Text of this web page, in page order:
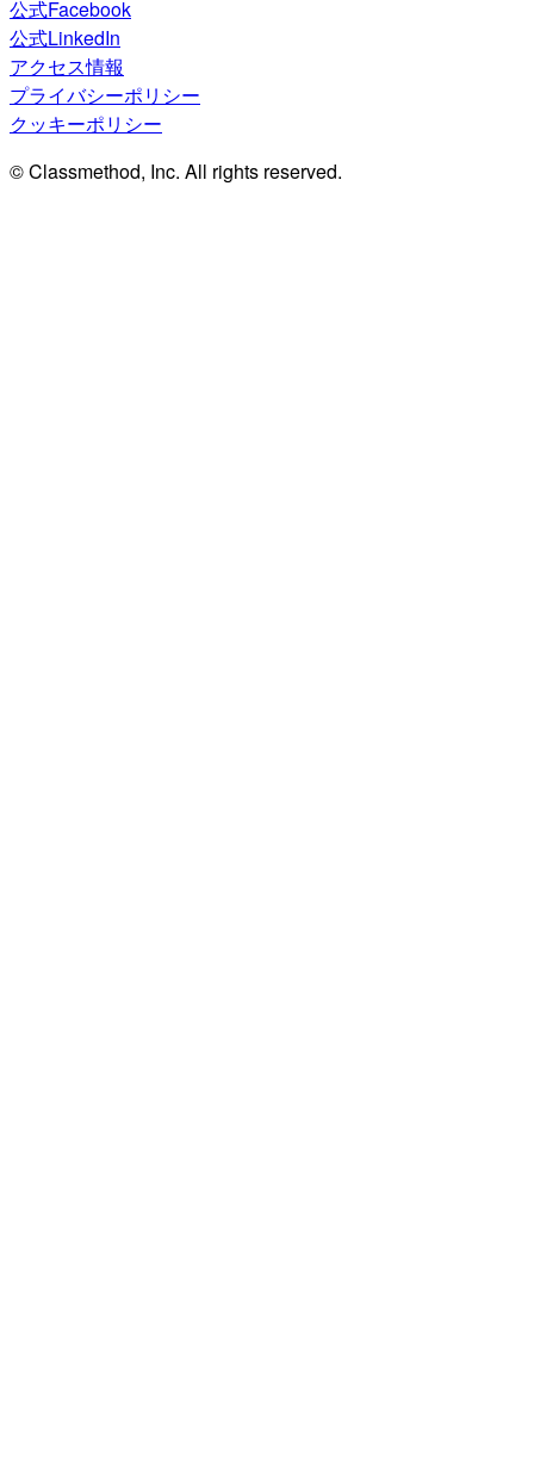
公式Facebook
公式LinkedIn
アクセス情報
プライバシーポリシー
クッキーポリシー
© Classmethod, Inc. All rights reserved.